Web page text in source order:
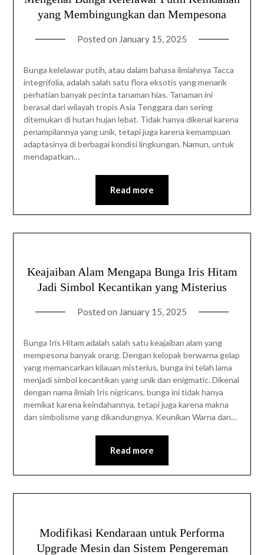
yang Membingungkan dan Mempesona
Posted on January 15, 2025
Bunga kelelawar putih, atau dalam bahasa ilmiahnya Tacca
integrifolia, adalah salah satu flora eksotis yang menarik
perhatian banyak pecinta tanaman hias. Tanaman ini
berasal dari wilayah tropis Asia Tenggara dan sering
ditemukan di hutan hujan lebat. Tidak hanya dikenal karena
penampilannya yang unik, tetapi juga karena kemampuan
adaptasinya di berbagai kondisi lingkungan. Namun, untuk
mendapatkan…
Read more
Keajaiban Alam Mengapa Bunga Iris Hitam
Jadi Simbol Kecantikan yang Misterius
Posted on January 15, 2025
Bunga Iris Hitam adalah salah satu keajaiban alam yang
mempesona banyak orang. Dengan kelopak berwarna gelap
yang memancarkan kilauan misterius, bunga ini telah lama
menjadi simbol kecantikan yang unik dan enigmatic. Dikenal
dengan nama ilmiah Iris nigricans, bunga ini tidak hanya
memikat karena keindahannya, tetapi juga karena makna
dan simbolisme yang dikandungnya. Keunikan Warna dan…
Read more
Modifikasi Kendaraan untuk Performa
Upgrade Mesin dan Sistem Pengereman